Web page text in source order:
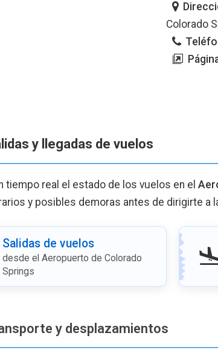
Colorado
y llegadas de vuelos
tiempo real el estado de los vuelos en el
y posibles demoras antes de dirigirte a
Salidas de vuelos
desde el Aeropuerto de Colorado
Springs
y desplazamientos